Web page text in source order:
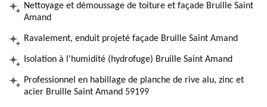
Nettoyage et démoussage de toiture et façade Bruille Saint
Amand
Ravalement, enduit projeté façade Bruille Saint Amand
Isolation à l'humidité (hydrofuge) Bruille Saint Amand
Professionnel en habillage de planche de rive alu, zinc et
acier Bruille Saint Amand 59199